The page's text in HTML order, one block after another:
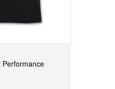
Performance